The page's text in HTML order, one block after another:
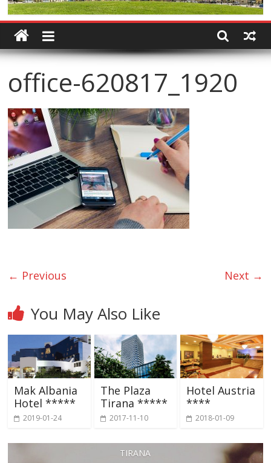
office-620817_1920
← Previous Next →
You May Also Like
Mak Albania
Hotel *****
2019-01-24
The Plaza
Tirana *****
2017-11-10
Hotel Austria
****
2018-01-09
TIRANA